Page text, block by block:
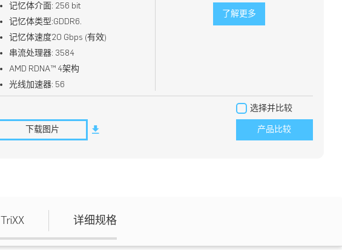
记忆体介面: 256 bit
记忆体类型:GDDR6.
记忆体速度20 Gbps (有效)
串流处理器: 3584
AMD RDNA™ 4架构
光线加速器: 56
了解更多
下载图片
选择并比较
产品比较
TriXX 详细规格